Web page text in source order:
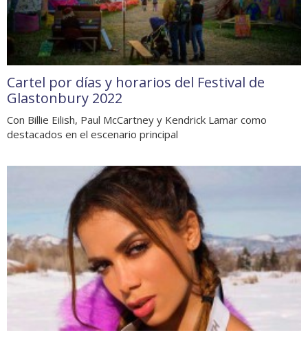
Cartel por días y horarios del Festival de
Glastonbury 2022
Con Billie Eilish, Paul McCartney y Kendrick Lamar como
destacados en el escenario principal